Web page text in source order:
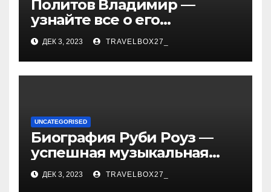
Политов Владимир —
узнайте все о его
биографии, возрасте и
впечатляющих
достижениях!
ДЕК 3, 2023 TRAVELBOX27_
UNCATEGORISED
Биография Руби Роуз —
успешная музыкальная
карьера, личная жизнь и
знаковые достижения
ДЕК 3, 2023 TRAVELBOX27_